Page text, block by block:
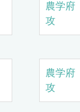
農学
攻
農学
攻